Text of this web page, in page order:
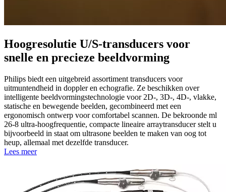
Hoogresolutie U/S-transducers voor
snelle en precieze beeldvorming
Philips biedt een uitgebreid assortiment transducers voor
uitmuntendheid in doppler en echografie. Ze beschikken over
intelligente beeldvormingstechnologie voor 2D-, 3D-, 4D-, vlakke,
statische en bewegende beelden, gecombineerd met een
ergonomisch ontwerp voor comfortabel scannen. De bekroonde ml
26-8 ultra-hoogfrequentie, compacte lineaire arraytransducer stelt u
bijvoorbeeld in staat om ultrasone beelden te maken van oog tot
heup, allemaal met dezelfde transducer.
Lees meer